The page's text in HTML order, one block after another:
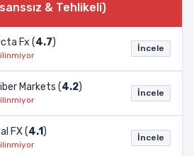
& Tehlikeli)
Fx (4.7) İncele
Markets (4.2) İncele
FX (4.1) İncele